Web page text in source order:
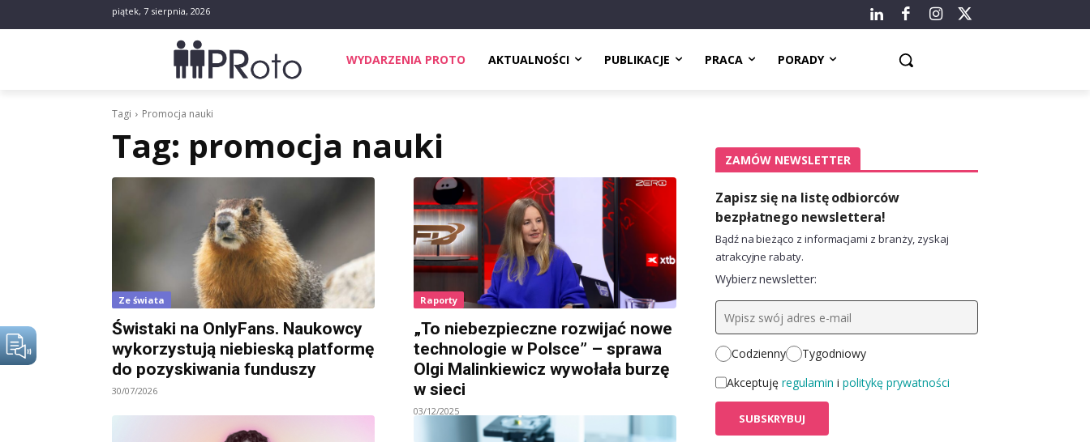
piątek, 7 sierpnia, 2026
WYDARZENIA PROTO AKTUALNOŚCI PUBLIKACJE PRACA PORADY
Tagi Promocja nauki
Tag: promocja nauki
Ze świata
Świstaki na OnlyFans. Naukowcy
wykorzystują niebieską platformę
do pozyskiwania funduszy
30/07/2026
Raporty
„To niebezpieczne rozwijać nowe
technologie w Polsce” – sprawa
Olgi Malinkiewicz wywołała burzę
w sieci
03/12/2025
ZAMÓW NEWSLETTER
Zapisz się na listę odbiorców
bezpłatnego newslettera!
Bądź na bieżąco z informacjami z branży, zyskaj
atrakcyjne rabaty.
Wybierz newsletter:
Codzienny
Tygodniowy
Akceptuję regulamin i politykę prywatności